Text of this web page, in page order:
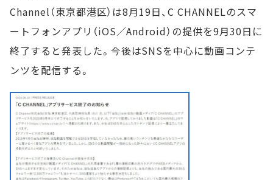
Channel（東京都港区）は8月19日、C CHANNELのスマ
ートフォンアプリ（iOS／Android）の提供を9月30日に
終了すると発表した。今後はSNSを中心に動画コンテ
ンツを配信する。